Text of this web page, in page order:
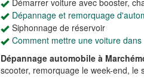
Démarrer voiture avec booster,
Dépannage et remorquage
Siphonnage de réservoir
Comment mettre une voiture
Dépannage automobile à
scooter, remorquage le week-end, le